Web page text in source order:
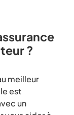
?
meilleur
est
un